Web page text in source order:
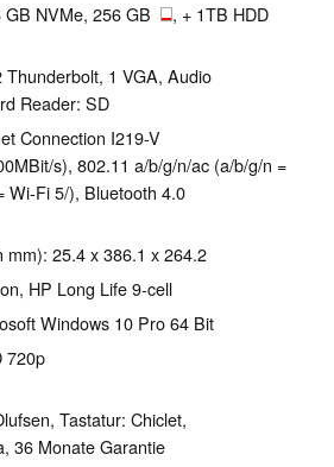
GB NVMe, 256 GB , + 1TB HDD
1 VGA, Audio
Reader: SD
Connection I219-V
s), 802.11 a/b/g/n/ac (a/b/g/n =
Wi-Fi 5/), Bluetooth 4.0
mm): 25.4 x 386.1 x 264.2
HP Long Life 9-cell
Windows 10 Pro 64 Bit
720p
Tastatur: Chiclet,
36 Monate Garantie